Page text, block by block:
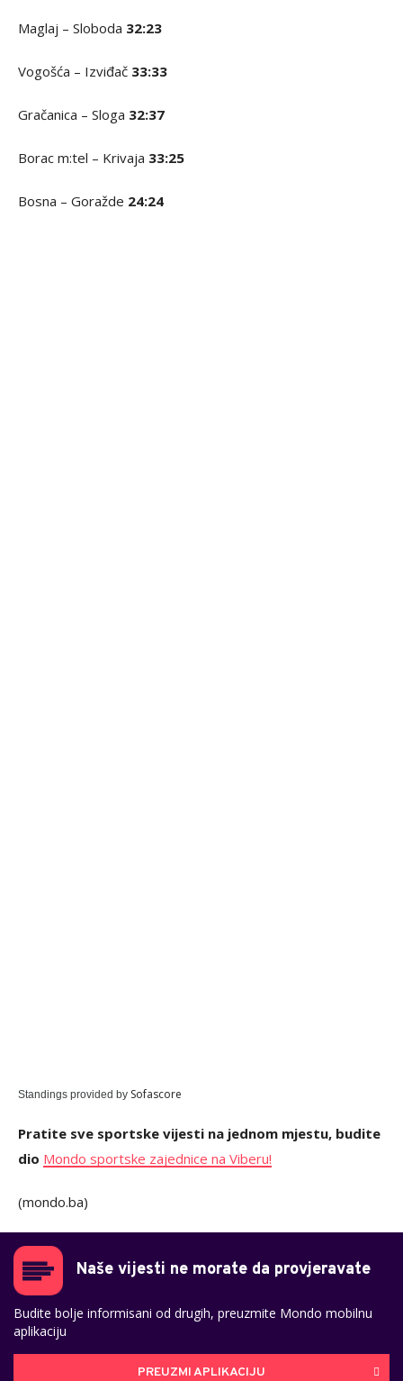
Maglaj – Sloboda 32:23
Vogošća – Izviđač 33:33
Gračanica – Sloga 32:37
Borac m:tel – Krivaja 33:25
Bosna – Goražde 24:24
Standings provided by Sofascore
Pratite sve sportske vijesti na jednom mjestu, budite
dio Mondo sportske zajednice na Viberu!
(mondo.ba)
Naše vijesti ne morate da provjeravate
Budite bolje informisani od drugih, preuzmite Mondo mobilnu
aplikaciju
PREUZMI APLIKACIJU